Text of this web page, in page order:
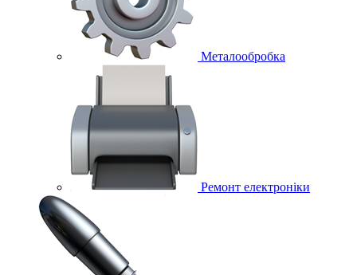
Металообробка
Ремонт електроніки